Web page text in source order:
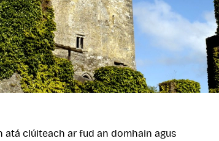
atá clúiteach ar fud an domhain agus